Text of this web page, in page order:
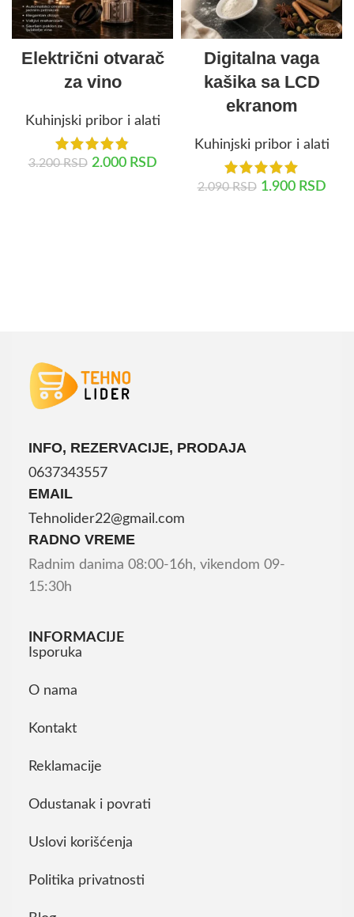
Električni otvarač
za vino
Kuhinjski pribor i alati
3.200RSD 2.000 RSD
Digitalna vaga
kašika sa LCD
ekranom
Kuhinjski pribor i alati
2.090RSD 1.900 RSD
INFO, REZERVACIJE, PRODAJA
0637343557
EMAIL
Tehnolider22@gmail.com
RADNO VREME
Radnim danima 08:00-16h, vikendom 09-
15:30h
INFORMACIJE
Isporuka
O nama
Kontakt
Reklamacije
Odustanak i povrati
Uslovi korišćenja
Politika privatnosti